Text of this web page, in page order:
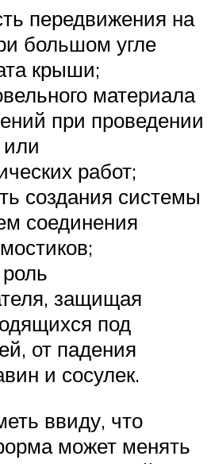
передвижения на
большом угле
крыши;
материала
при проведении
работ;
создания системы
соединения
защищая
под
от падения
и сосулек.
ввиду, что
может менять